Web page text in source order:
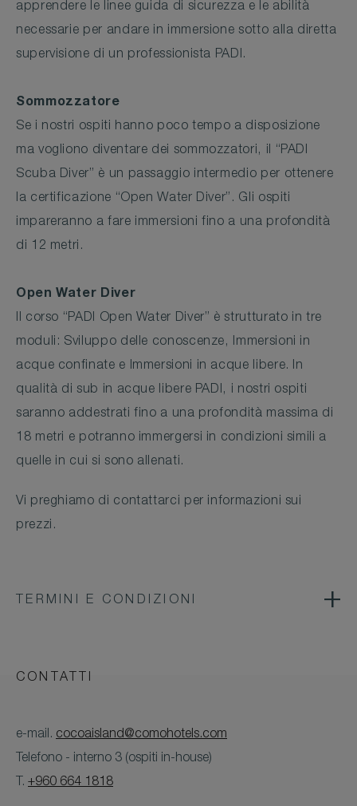
apprendere le linee guida di sicurezza e le abilità
necessarie per andare in immersione sotto alla diretta
supervisione di un professionista PADI.
Sommozzatore
Se i nostri ospiti hanno poco tempo a disposizione
ma vogliono diventare dei sommozzatori, il “PADI
Scuba Diver” è un passaggio intermedio per ottenere
la certificazione “Open Water Diver”. Gli ospiti
impareranno a fare immersioni fino a una profondità
di 12 metri.
Open Water Diver
Il corso “PADI Open Water Diver” è strutturato in tre
moduli: Sviluppo delle conoscenze, Immersioni in
acque confinate e Immersioni in acque libere. In
qualità di sub in acque libere PADI, i nostri ospiti
saranno addestrati fino a una profondità massima di
18 metri e potranno immergersi in condizioni simili a
quelle in cui si sono allenati.
Vi preghiamo di contattarci per informazioni sui
prezzi.
TERMINI E CONDIZIONI
CONTATTI
e-mail. cocoaisland@comohotels.com
Telefono - interno 3 (ospiti in-house)
T. +960 664 1818